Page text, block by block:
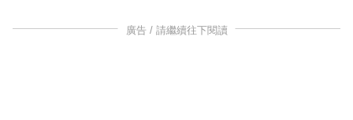
廣告 / 請繼續往下閱讀